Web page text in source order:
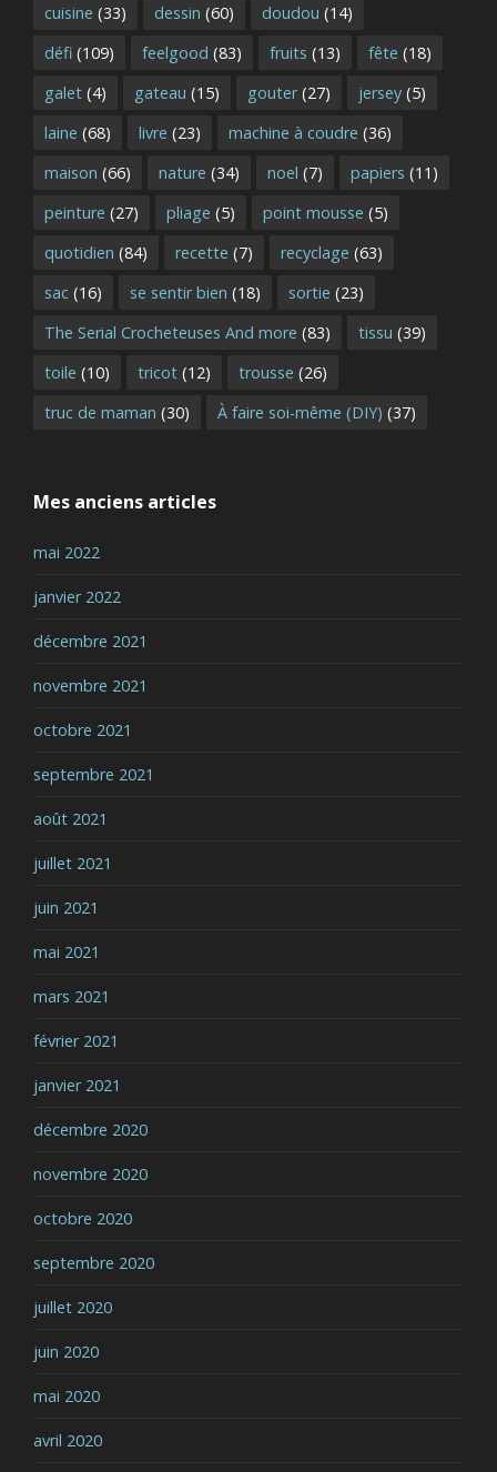
cuisine (33) dessin (60) doudou (14)
défi (109) feelgood (83) fruits (13) fête (18)
galet (4) gateau (15) gouter(27) jersey (5)
laine (68) livre (23) machine à coudre (36)
maison (66) nature (34) noel (7) papiers (11)
peinture (27) pliage (5) point mousse (5)
quotidien (84) recette (7) recyclage (63)
sac (16) se sentir bien (18) sortie (23)
The Serial Crocheteuses And more (83) tissu (39)
toile (10) tricot (12) trousse (26)
truc de maman (30) À faire soi-même (DIY) (37)
Mes anciens articles
mai 2022
janvier 2022
décembre 2021
novembre 2021
octobre 2021
septembre 2021
août 2021
juillet 2021
juin 2021
mai 2021
mars 2021
février 2021
janvier 2021
décembre 2020
novembre 2020
octobre 2020
septembre 2020
juillet 2020
juin 2020
mai 2020
avril 2020